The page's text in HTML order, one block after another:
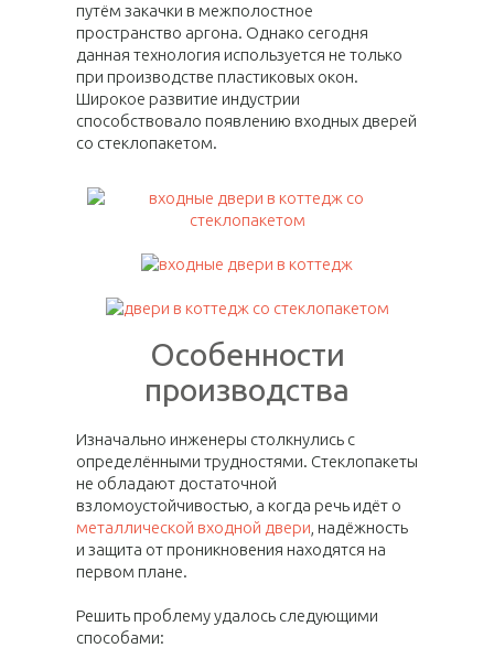
путём закачки в межполостное
пространство аргона. Однако сегодня
данная технология используется не только
при производстве пластиковых окон.
Широкое развитие индустрии
способствовало появлению входных дверей
со стеклопакетом.
Особенности
производства
Изначально инженеры столкнулись с
определёнными трудностями. Стеклопакеты
не обладают достаточной
взломоустойчивостью, а когда речь идёт о
металлической входной двери , надёжность
и защита от проникновения находятся на
первом плане.
Решить проблему удалось следующими
способами: